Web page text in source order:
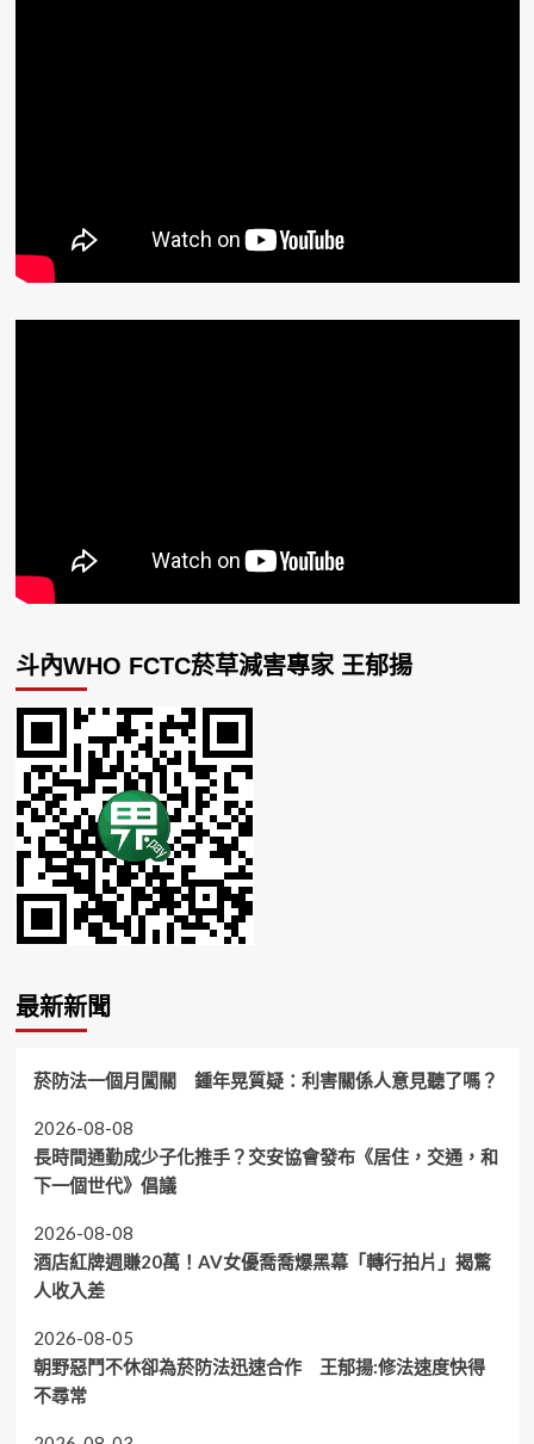
斗內WHO FCTC菸草減害專家 王郁揚
最新新聞
菸防法一個月闖關 鍾年晃質疑：利害關係人意見聽了嗎？
2026-08-08
長時間通勤成少子化推手？交安協會發布《居住，交通，和
下一個世代》倡議
2026-08-08
酒店紅牌週賺20萬！AV女優喬喬爆黑幕「轉行拍片」揭驚
人收入差
2026-08-05
朝野惡鬥不休卻為菸防法迅速合作 王郁揚:修法速度快得
不尋常